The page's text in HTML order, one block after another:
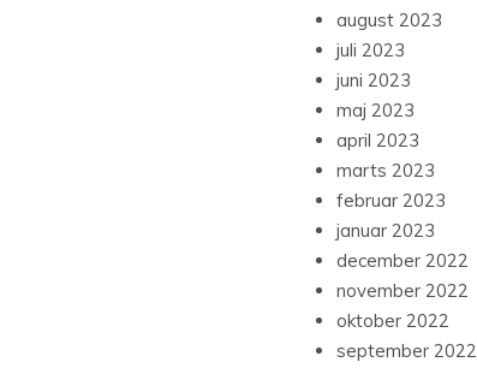
august 2023
juli 2023
juni 2023
maj 2023
april 2023
marts 2023
februar 2023
januar 2023
december 2022
november 2022
oktober 2022
september 2022